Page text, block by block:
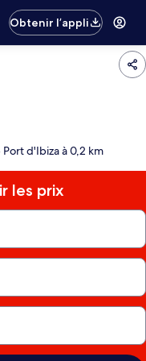
Obtenir l’appli
d'Ibiza à 0,2 km
les prix